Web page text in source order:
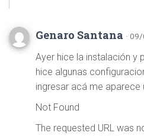
Genaro Santana ·
Ayer hice la instalación y
hice algunas
ingresar acá me aparece
Not Found
The requested URL was